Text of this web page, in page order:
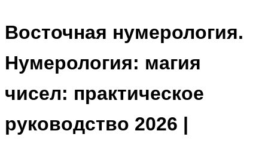
Восточная нумерология.
Нумерология: магия
чисел: практическое
руководство 2026 |